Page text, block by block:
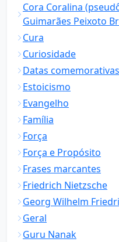
Cora Coralina
Guimarães Peixoto
Cura
Curiosidade
Datas comemorativas
Estoicismo
Evangelho
Família
Força
Força e Propósito
Frases marcantes
Friedrich Nietzsche
Georg Wilhelm
Geral
Guru Nanak